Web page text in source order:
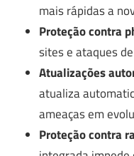
mais rápidas a
Proteção contra
sites e ataques
Atualizações
atualiza
ameaças em
Proteção contra